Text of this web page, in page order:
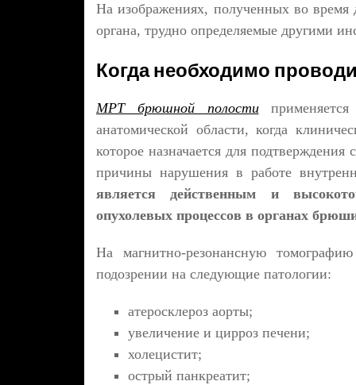
На изображениях, полученных во время
органа, трудно определяемые другими
Когда необходимо
МРТ брюшной полостиприменяется
анатомической области, когда
которое назначается для
причины нарушения в работе
является действенным и
опухолевых процессов в органах
На магнитно-резонансную
подозрении на следующие патологии:
атеросклероз аорты;
увеличение и цирроз печени;
холецистит;
острый панкреатит;